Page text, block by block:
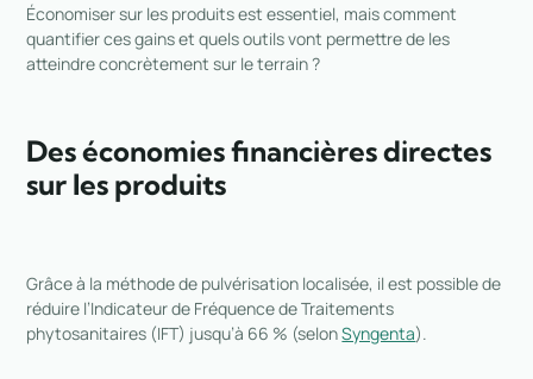
Économiser sur les produits est essentiel, mais comment
quantifier ces gains et quels outils vont permettre de les
atteindre concrètement sur le terrain ?
Des économies financières directes
sur les produits
Grâce à la méthode de pulvérisation localisée, il est possible de
réduire l’Indicateur de Fréquence de Traitements
phytosanitaires (IFT) jusqu’à 66 % (selonSyngenta).